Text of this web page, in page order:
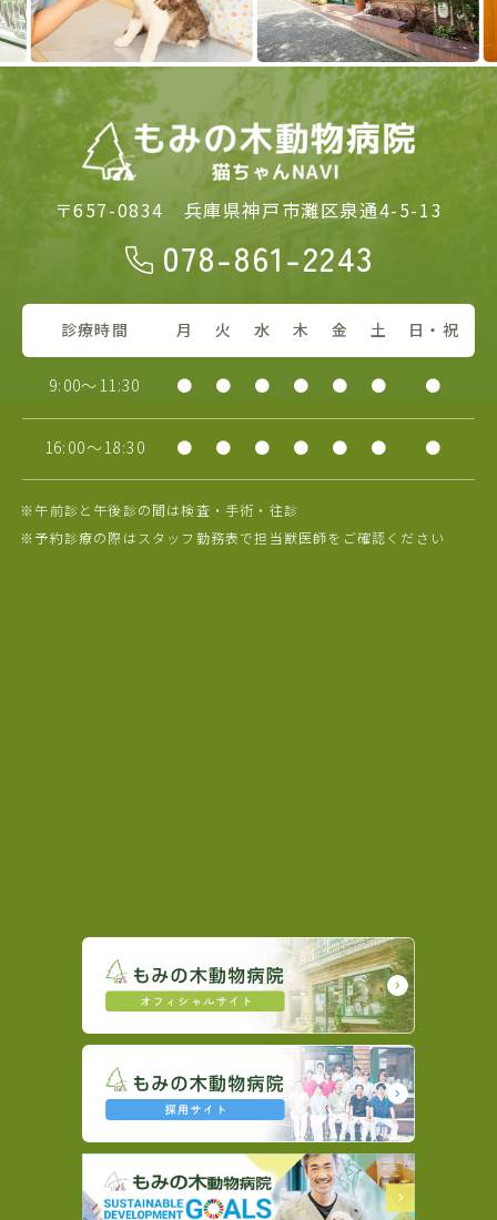
〒657-0834 兵庫県神戸市灘区泉通4-5-13
078-861-2243
診療時間 月 火 水 木 金 土 日・祝
9:00～11:30 ● ● ● ● ● ● ●
16:00～18:30 ● ● ● ● ● ● ●
※午前診と午後診の間は検査・手術・往診
※予約診療の際はスタッフ勤務表で担当獣医師をご確認ください